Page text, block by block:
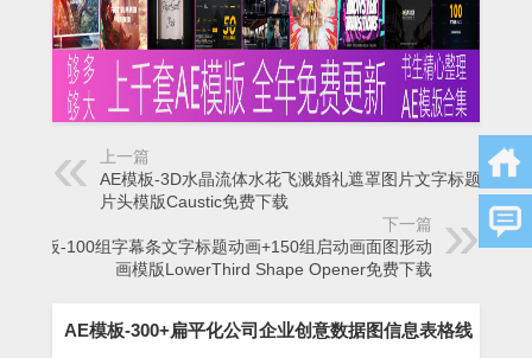
上一篇
AE模板-3D水晶流体水花飞溅婚礼遮罩图片文字标题动画
片头模版Caustic免费下载
下一篇
AE模板-100组字幕条文字标题动画+150组启动画面图形动
画模版LowerThird Shape Opener免费下载
AE模板-300+扁平化公司企业创意数据图信息表格线